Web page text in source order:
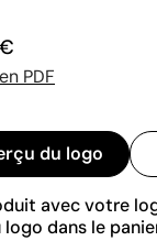
PDF
du logo
avec votre
dans le